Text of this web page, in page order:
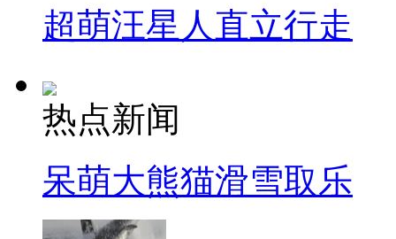
超萌汪星人直立行走
热点新闻
呆萌大熊猫滑雪取乐